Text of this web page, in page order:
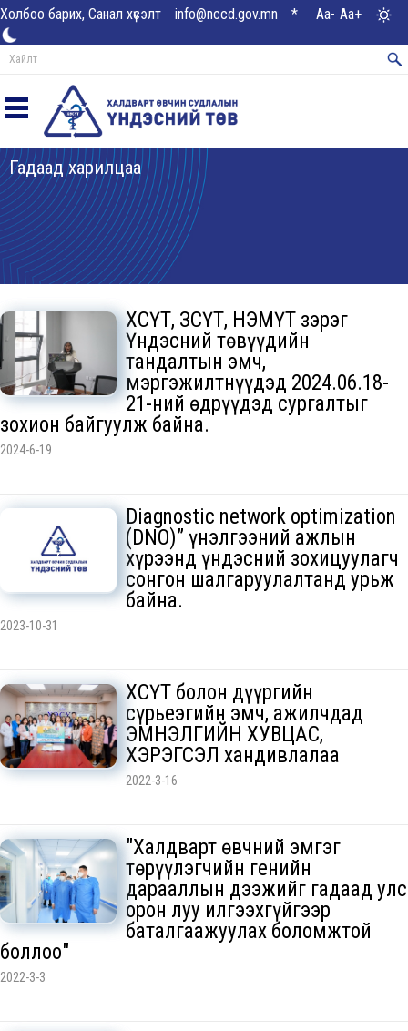
Холбоо барих, Санал хүсэлт info@nccd.gov.mn * Aa- Aa+
Гадаад харилцаа
ХӨСҮТ, ЗӨСҮТ, НЭМҮТ зэрэг
Үндэсний төвүүдийн
тандалтын эмч,
мэргэжилтнүүдэд 2024.06.18-
21-ний өдрүүдэд сургалтыг
зохион байгуулж байна.
2024-6-19
Diagnostic network optimization
(DNO)” үнэлгээний ажлын
хүрээнд үндэсний зохицуулагч
сонгон шалгаруулалтанд урьж
байна.
2023-10-31
ХӨСҮТ болон дүүргийн
сүрьеэгийн эмч, ажилчдад
ЭМНЭЛГИЙН ХУВЦАС,
ХЭРЭГСЭЛ хандивлалаа
2022-3-16
"Халдварт өвчний эмгэг
төрүүлэгчийн генийн
дарааллын дээжийг гадаад улс
орон луу илгээхгүйгээр
баталгаажуулах боломжтой
боллоо"
2022-3-3